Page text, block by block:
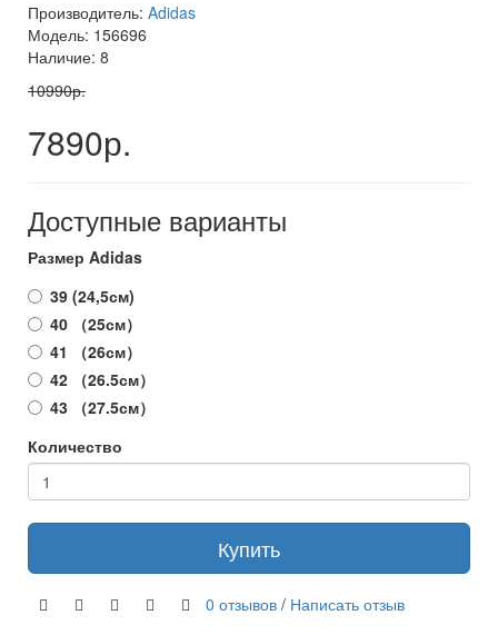
Производитель: Adidas
Модель: 156696
Наличие: 8
10990р.
7890р.
Доступные варианты
Размер Adidas
39 (24,5см)
40 （25см）
41 （26см）
42 （26.5см）
43 （27.5см）
Количество
Купить
0 отзывов / Написать отзыв